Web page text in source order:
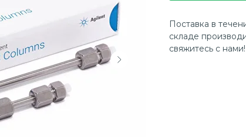
Поставка в
складе
свяжитесь с нами!